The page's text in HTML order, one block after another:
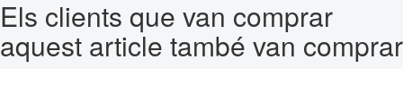
Els clients que van comprar
aquest article també van comprar